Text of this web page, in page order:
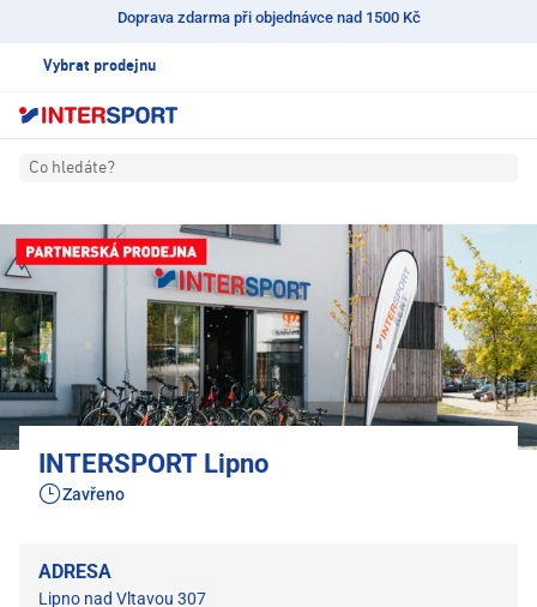
Doprava zdarma při objednávce nad 1500 Kč
Vybrat prodejnu
Co hledáte?
INTERSPORT Lipno
Zavřeno
ADRESA
Lipno nad Vltavou 307